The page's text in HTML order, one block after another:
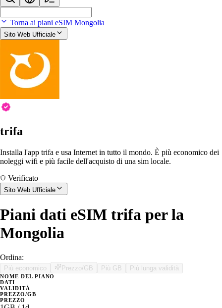
Torna ai piani eSIM Mongolia
Sito Web Ufficiale
trifa
Installa l'app trifa e usa Internet in tutto il mondo. È più economico dei
noleggi wifi e più facile dell'acquisto di una sim locale.
Verificato
Sito Web Ufficiale
Piani dati eSIM trifa per la
Mongolia
Ordina:
Più economico Prezzo/GB Più GB Più lunga validità
NOME DEL PIANO
DATI
VALIDITÀ
PREZZO/GB
PREZZO